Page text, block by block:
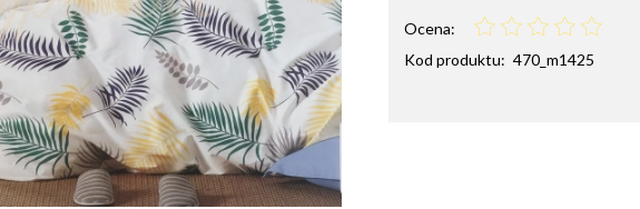
Ocena:
Kod produktu: 470_m1425